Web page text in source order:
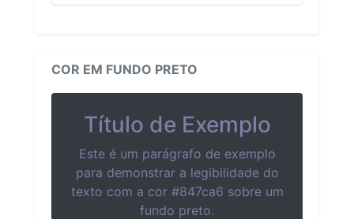
COR EM FUNDO PRETO
Título de Exemplo
Este é um parágrafo de exemplo
para demonstrar a legibilidade do
texto com a cor #847ca6 sobre um
fundo preto.